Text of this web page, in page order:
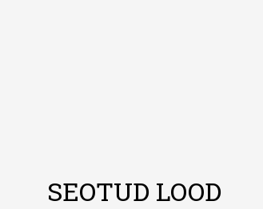
SEOTUD LOOD